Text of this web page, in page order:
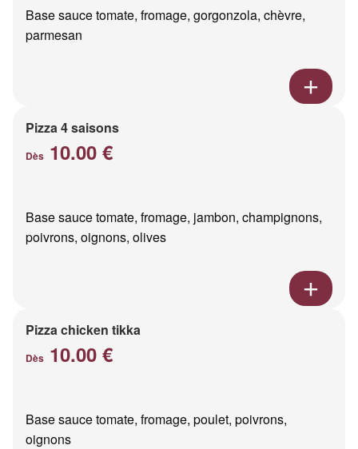
Base sauce tomate, fromage, gorgonzola, chèvre,
parmesan
Pizza 4 saisons
Dès 10.00 €
Base sauce tomate, fromage, jambon, champignons,
poivrons, oignons, olives
Pizza chicken tikka
Dès 10.00 €
Base sauce tomate, fromage, poulet, poivrons,
oignons